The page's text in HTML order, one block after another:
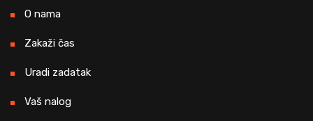
O nama
Zakaži čas
Uradi zadatak
Vaš nalog